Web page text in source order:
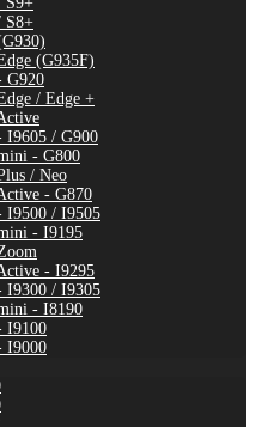
S8+
(G935F)
G920
/ Edge +
I9605 / G900
- G800
/ Neo
- G870
I9500 / I9505
- I9195
- I9295
I9300 / I9305
- I8190
I9100
I9000